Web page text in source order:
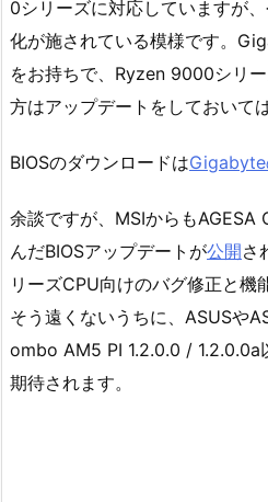
0シリーズに対応していますが
化が施されている模様です。
をお持ちで、Ryzen 9000シリ
方はアップデートをしておいて
BIOSのダウンロードはGigabyte
余談ですが、MSIからも
んだBIOSアップデートが公開さ
リーズCPU向けのバグ修正と機
そう遠くないうちに、ASUSや
ombo AM5 PI 1.2.0.0 / 1.2.0.0a
期待されます。